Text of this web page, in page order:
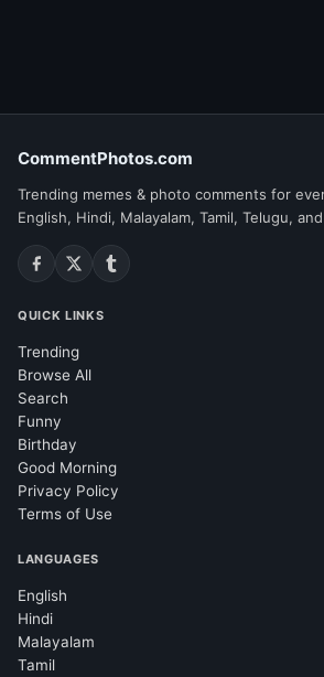
CommentPhotos.com
Trending memes & photo comments for
English, Hindi, Malayalam, Tamil, Telugu,
QUICK LINKS
Trending
Browse All
Search
Funny
Birthday
Good Morning
Privacy Policy
Terms of Use
LANGUAGES
English
Hindi
Malayalam
Tamil